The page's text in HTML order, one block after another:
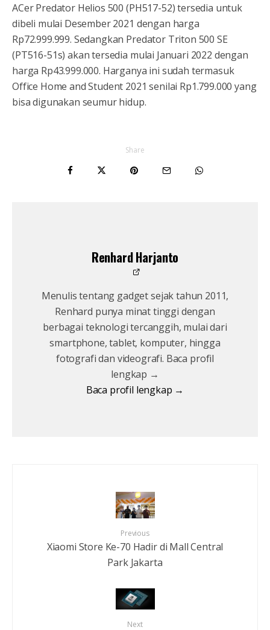
ACer Predator Helios 500 (PH517-52) tersedia untuk
dibeli mulai Desember 2021 dengan harga
Rp72.999.999. Sedangkan Predator Triton 500 SE
(PT516-51s) akan tersedia mulai Januari 2022 dengan
harga Rp43.999.000. Harganya ini sudah termasuk
Office Home and Student 2021 senilai Rp1.799.000 yang
bisa digunakan seumur hidup.
Share
Renhard Harjanto
Menulis tentang gadget sejak tahun 2011,
Renhard punya minat tinggi dengan
berbagai teknologi tercanggih, mulai dari
smartphone, tablet, komputer, hingga
fotografi dan videografi. Baca profil
lengkap →
Baca profil lengkap →
Previous
Xiaomi Store Ke-70 Hadir di Mall Central
Park Jakarta
Next